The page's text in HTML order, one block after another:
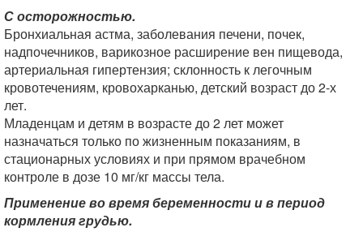
С осторожностью.
Бронхиальная астма, заболевания печени, почек,
надпочечников, варикозное расширение вен пищевода,
артериальная гипертензия; склонность к легочным
кровотечениям, кровохарканью, детский возраст до 2-х
лет.
Младенцам и детям в возрасте до 2 лет может
назначаться только по жизненным показаниям, в
стационарных условиях и при прямом врачебном
контроле в дозе 10 мг/кг массы тела.
Применение во время беременности и в период
кормления грудью.